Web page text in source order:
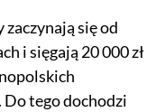
się od
i sięgają 20 000 zł
tego dochodzi